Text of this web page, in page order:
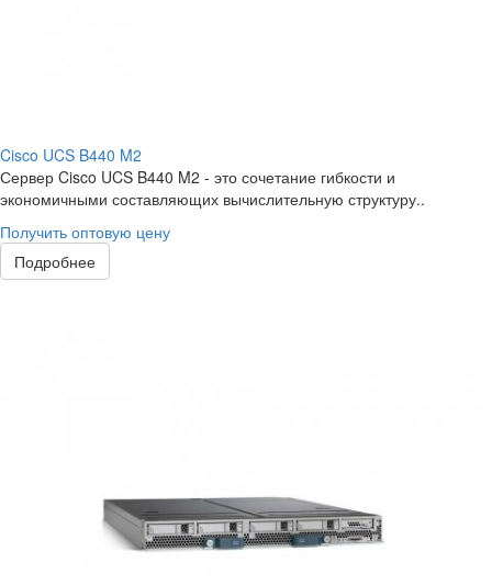
Cisco UCS B440 M2
Сервер Cisco UCS B440 M2 - это сочетание гибкости и
экономичными составляющих вычислительную структуру..
Получить оптовую цену
Подробнее